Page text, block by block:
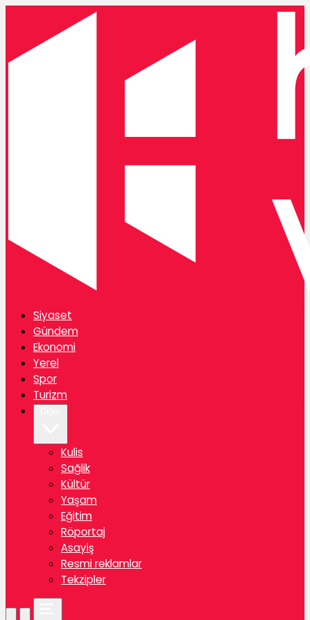
Siyaset
Gündem
Ekonomi
Yerel
Spor
Turizm
Kulis
Sağlik
Kültür
Yaşam
Eğitim
Röportaj
Asayiş
Resmi reklamlar
Tekzipler